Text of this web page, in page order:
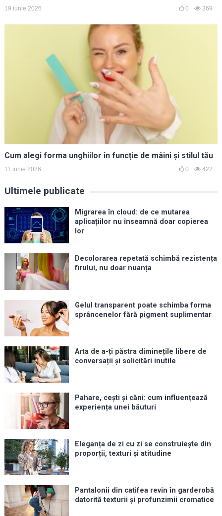
19 iunie 2026 0 369
Cum alegi forma unghiilor în funcție de mâini și stilul tău
11 iunie 2026 0 422
Ultimele publicate
Migrarea în cloud: de ce mutarea
aplicațiilor nu înseamnă doar copierea
lor
Decolorarea repetată schimbă rezistența
firului, nu doar nuanța
Gelul transparent poate schimba forma
sprâncenelor fără pigment suplimentar
Arta de a-ți păstra diminețile libere de
conversații și solicitări inutile
Pahare, cești și căni: cum influențează
experiența unei băuturi
Eleganța de zi cu zi se construiește din
proporții, texturi și atitudine
Pantalonii din catifea revin în garderobă
datorită texturii și profunzimii cromatice